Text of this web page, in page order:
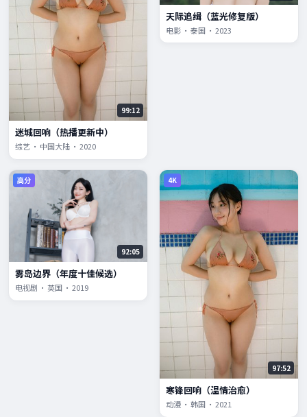
99:12
迷城回响（热播更新中）
综艺 · 中国大陆 · 2020
天际追缉（蓝光修复版）
电影 · 泰国 · 2023
高分
92:05
雾岛边界（年度十佳候选）
电视剧 · 英国 · 2019
4K
97:52
寒锋回响（温情治愈）
动漫 · 韩国 · 2021